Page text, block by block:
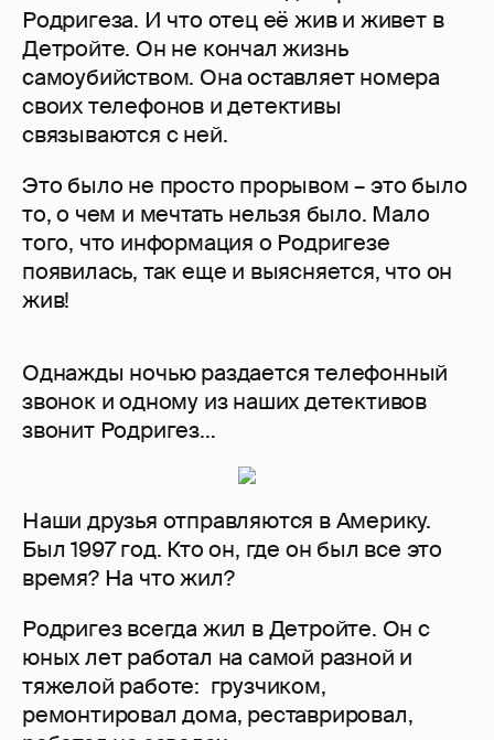
Родригеза. И что отец её жив и живет в
Детройте. Он не кончал жизнь
самоубийством. Она оставляет номера
своих телефонов и детективы
связываются с ней.
Это было не просто прорывом – это было
то, о чем и мечтать нельзя было. Мало
того, что информация о Родригезе
появилась, так еще и выясняется, что он
жив!
Однажды ночью раздается телефонный
звонок и одному из наших детективов
звонит Родригез…
Наши друзья отправляются в Америку.
Был 1997 год. Кто он, где он был все это
время? На что жил?
Родригез всегда жил в Детройте. Он с
юных лет работал на самой разной и
тяжелой работе: грузчиком,
ремонтировал дома, реставрировал,